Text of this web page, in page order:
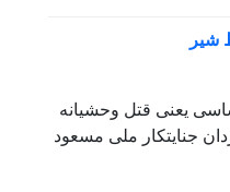
شیر
یعنی قتل وحشیانه
جنایتکار ملی مسعود